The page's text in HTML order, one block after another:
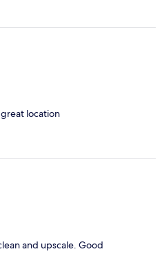
location
and upscale. Good